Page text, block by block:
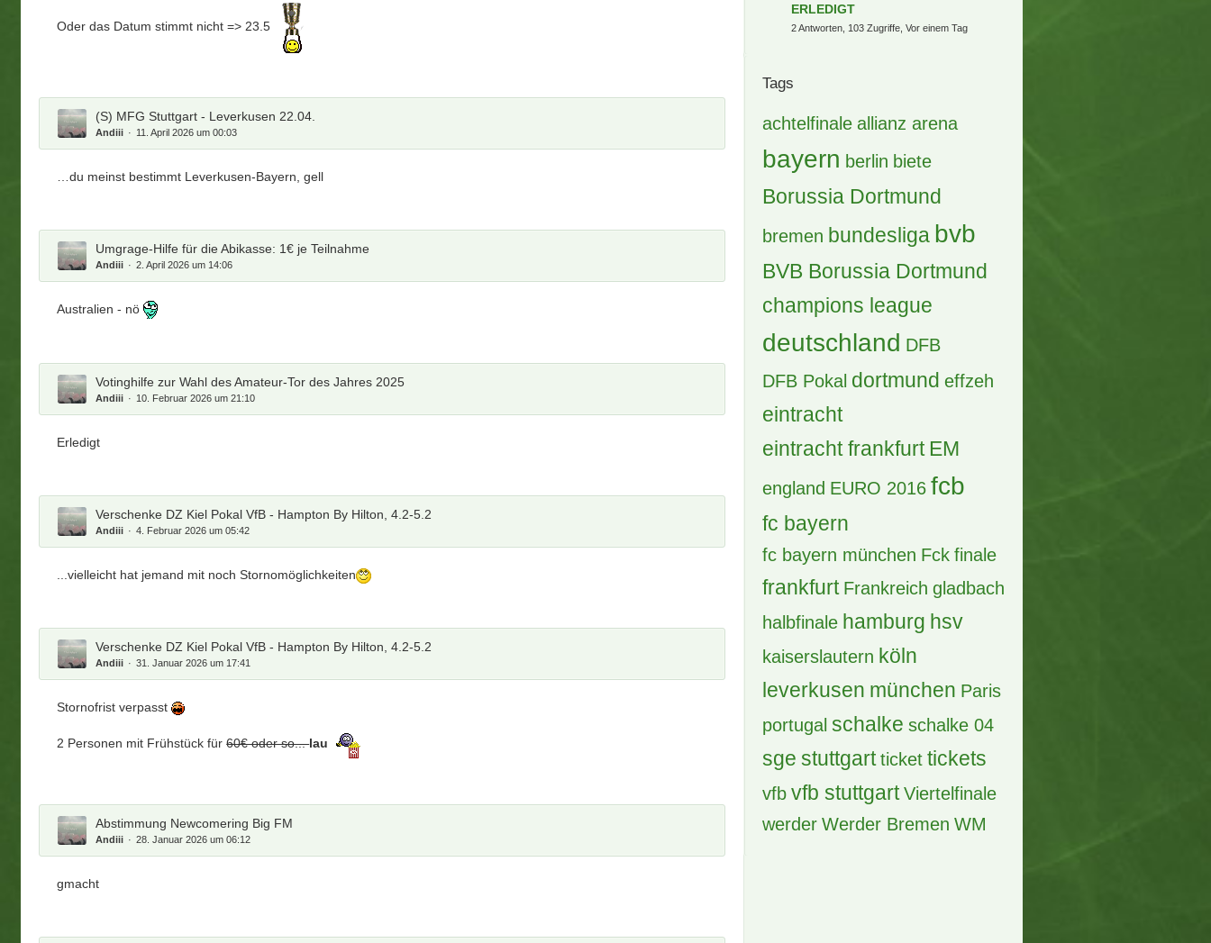
Oder das Datum stimmt nicht => 23.5
(S) MFG Stuttgart - Leverkusen 22.04.
Andiii 11. April 2026 um 00:03
…du meinst bestimmt Leverkusen-Bayern, gell
Umgrage-Hilfe für die Abikasse: 1€ je Teilnahme
Andiii 2. April 2026 um 14:06
Australien - nö
Votinghilfe zur Wahl des Amateur-Tor des Jahres 2025
Andiii 10. Februar 2026 um 21:10
Erledigt
Verschenke DZ Kiel Pokal VfB - Hampton By Hilton, 4.2-5.2
Andiii 4. Februar 2026 um 05:42
...vielleicht hat jemand mit noch Stornomöglichkeiten
Verschenke DZ Kiel Pokal VfB - Hampton By Hilton, 4.2-5.2
Andiii 31. Januar 2026 um 17:41
Stornofrist verpasst
2 Personen mit Frühstück für60€ oder so...lau
Abstimmung Newcomering Big FM
Andiii 28. Januar 2026 um 06:12
gmacht
ERLEDIGT
2 Antworten, 103 Zugriffe, Vor einem Tag
Tags
achtelfinale allianz arena
bayern berlin biete
Borussia Dortmund
bremen bundesliga bvb
BVB Borussia Dortmund
champions league
deutschland DFB
DFB Pokal dortmund effzeh
eintracht
eintracht frankfurt EM
england EURO 2016 fcb
fc bayern
fc bayern münchen Fck finale
frankfurt Frankreich gladbach
halbfinale hamburg hsv
kaiserslautern köln
leverkusen münchen Paris
portugal schalke schalke 04
sge stuttgart ticket tickets
vfb vfb stuttgart Viertelfinale
werder Werder Bremen WM